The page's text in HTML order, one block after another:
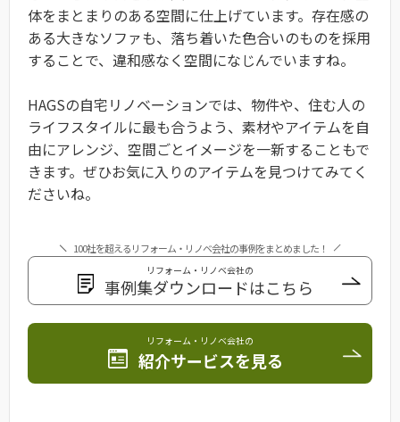
体をまとまりのある空間に仕上げています。存在感の
ある大きなソファも、落ち着いた色合いのものを採用
することで、違和感なく空間になじんでいますね。
HAGSの自宅リノベーションでは、物件や、住む人の
ライフスタイルに最も合うよう、素材やアイテムを自
由にアレンジ、空間ごとイメージを一新することもで
きます。ぜひお気に入りのアイテムを見つけてみてく
ださいね。
100社を超えるリフォーム・リノベ会社の事例をまとめました！
リフォーム・リノベ会社の
事例集ダウンロードはこちら
リフォーム・リノベ会社の
紹介サービスを見る